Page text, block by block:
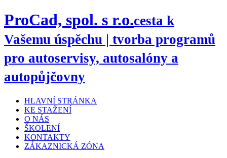
ProCad, spol. s r.o.cesta k
Vašemu úspěchu | tvorba programů
pro autoservisy, autosalóny a
autopůjčovny
HLAVNÍ STRÁNKA
KE STAŽENÍ
O NÁS
ŠKOLENÍ
KONTAKTY
ZÁKAZNICKÁ ZÓNA